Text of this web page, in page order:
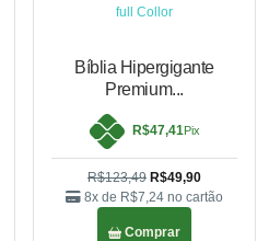
Bíblia Hipergigante
Premium...
R$47,41Pix
R$123,49 R$49,90
8x de R$7,24 no cartão
Comprar